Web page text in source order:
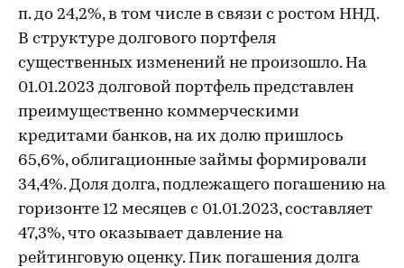
п. до 24,2%, в том числе в связи с ростом ННД.
В структуре долгового портфеля
существенных изменений не произошло. На
01.01.2023 долговой портфель представлен
преимущественно коммерческими
кредитами банков, на их долю пришлось
65,6%, облигационные займы формировали
34,4%. Доля долга, подлежащего погашению на
горизонте 12 месяцев с 01.01.2023, составляет
47,3%, что оказывает давление на
рейтинговую оценку. Пик погашения долга